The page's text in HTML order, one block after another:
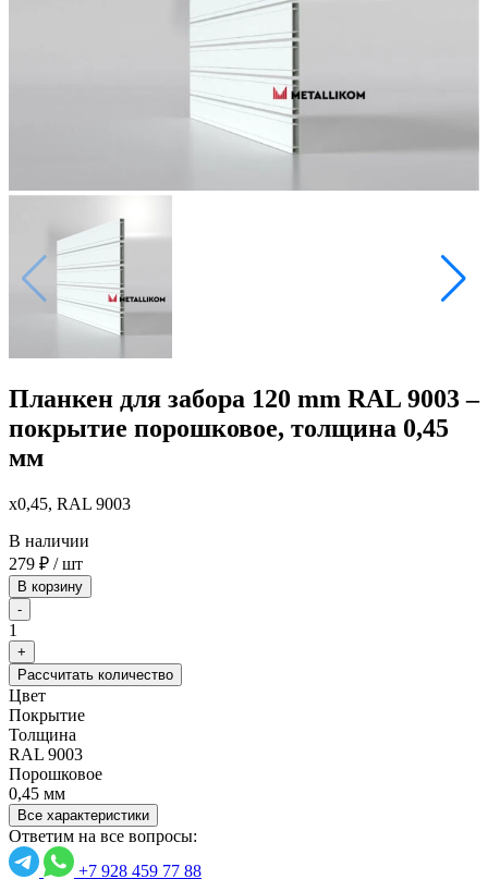
Планкен для забора 120 mm RAL 9003 –
покрытие порошковое, толщина 0,45
мм
x0,45, RAL 9003
В наличии
279 ₽ / шт
В корзину
-
1
+
Рассчитать количество
Цвет
Покрытие
Толщина
RAL 9003
Порошковое
0,45 мм
Все характеристики
Ответим на все вопросы:
+7 928 459 77 88